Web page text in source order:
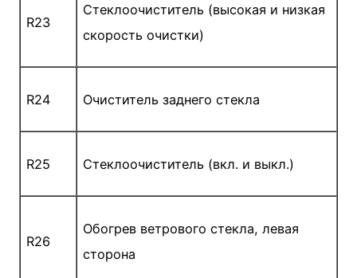
R23
Стеклоочиститель (высокая и низкая
скорость очистки)
R24 Очиститель заднего стекла
R25 Стеклоочиститель (вкл. и выкл.)
R26
Обогрев ветрового стекла, левая
сторона